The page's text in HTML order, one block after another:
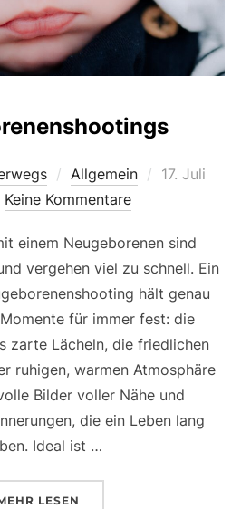
Allgemein
17. Juli
Keine Kommentare
einem Neugeborenen sind
vergehen viel zu schnell. Ein
hält genau
für immer fest: die
zarte Lächeln, die friedlichen
ruhigen, warmen Atmosphäre
Bilder voller Nähe und
die ein Leben lang
Ideal ist …
ÜBER
LESEN